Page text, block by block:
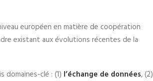
européen en matière de coopération
existant aux évolutions récentes de la
clé : (1) l’échange de données, (2)